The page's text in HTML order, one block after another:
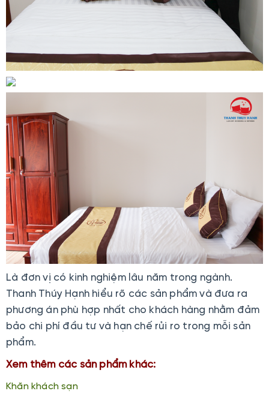
Là đơn vị có kinh nghiệm lâu năm trong ngành.
Thanh Thúy Hạnh hiểu rõ các sản phẩm và đưa ra
phương án phù hợp nhất cho khách hàng nhằm đảm
bảo chi phí đầu tư và hạn chế rủi ro trong mỗi sản
phẩm.
Xem thêm các sản phẩm khác:
Khăn khách sạn